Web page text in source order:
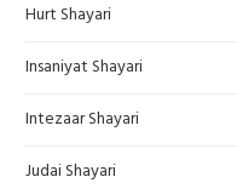
Hurt Shayari
Insaniyat Shayari
Intezaar Shayari
Judai Shayari